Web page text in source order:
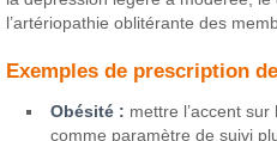
l’artériopathie oblitérante des
Exemples de prescription
Obésité : mettre l’accent
comme paramètre de suivi